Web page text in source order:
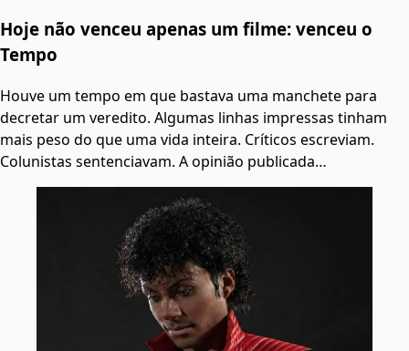
Hoje não venceu apenas um filme: venceu o
Tempo
Houve um tempo em que bastava uma manchete para
decretar um veredito. Algumas linhas impressas tinham
mais peso do que uma vida inteira. Críticos escreviam.
Colunistas sentenciavam. A opinião publicada…